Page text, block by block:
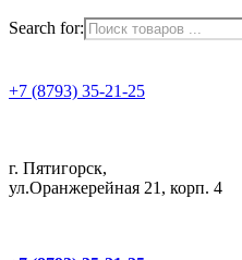
Search for:
+7 (8793) 35-21-25
г. Пятигорск,
ул.Оранжерейная 21, корп. 4